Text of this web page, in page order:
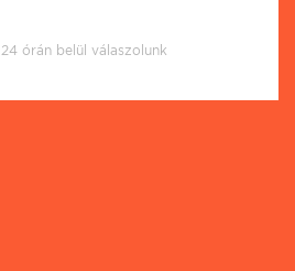
24 órán belül válaszolunk